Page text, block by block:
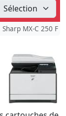
Sharp MX-C 250 F